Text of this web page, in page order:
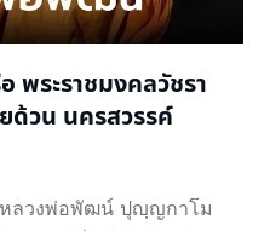
พระราชมงคลวัชรา
ด้วน นครสวรรค์
ลวงพ่อพัฒน์ ปุญฺญกาโม